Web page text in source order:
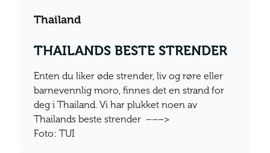
Thailand
THAILANDS BESTE STRENDER
Enten du liker øde strender, liv og røre eller
barnevennlig moro, finnes det en strand for
deg i Thailand. Vi har plukket noen av
Thailands beste strender –––>
Foto: TUI